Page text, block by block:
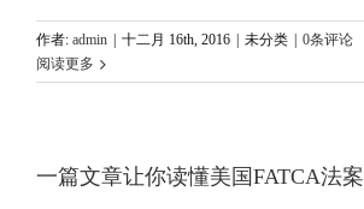
作者: admin 十二月 16th, 2016 未分类
0条评论
阅读更多
一篇文章让你读懂美国FATCA法案